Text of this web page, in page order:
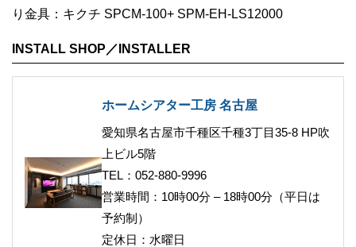
り金具：キクチ SPCM-100+ SPM-EH-LS12000
INSTALL SHOP／INSTALLER
ホームシアター工房 名古屋
愛知県名古屋市千種区千種3丁目35-8 HP吹
上ビル5階
TEL：052-880-9996
営業時間：10時00分 – 18時00分（平日は
予約制）
定休日：水曜日